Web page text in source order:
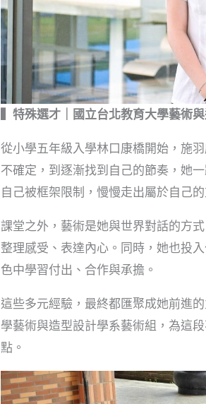
▍特殊選才｜國立台北教育大學藝術
從小學五年級入學林口康橋開始，施
不確定，到逐漸找到自己的節奏，她
自己被框架限制，慢慢走出屬於自己的
課堂之外，藝術是她與世界對話的方
整理感受、表達內心。同時，她也投
色中學習付出、合作與承擔。
這些多元經驗，最終都匯聚成她前進
學藝術與造型設計學系藝術組，為這
點。